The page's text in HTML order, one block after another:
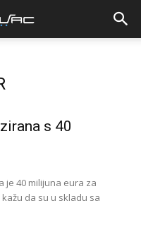
s 40
je 40 milijuna eura za
da su u skladu sa